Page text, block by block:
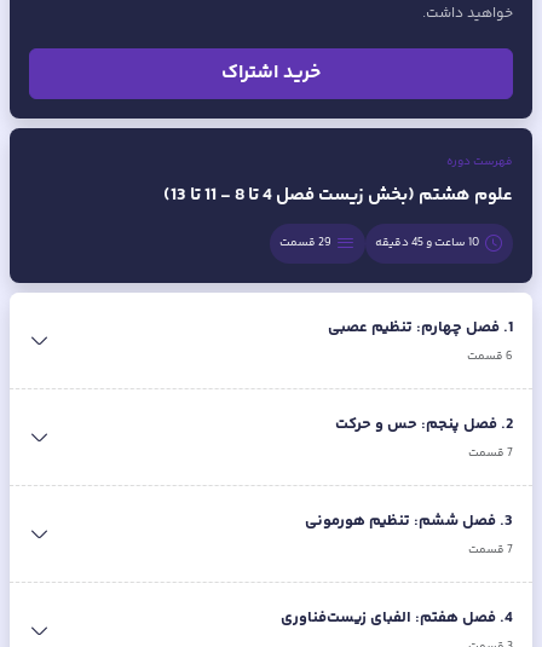
خواهید داشت.
خرید اشتراک
فهرست دوره
علوم هشتم (بخش زیست فصل 4 تا 8 - 11 تا 13)
10 ساعت و 45 دقیقه 29قسمت
1
. فصل چهارم: تنظیم عصبی
6قسمت
2
. فصل پنجم: حس و حرکت
7قسمت
3
. فصل ششم: تنظیم هورمونی
7قسمت
4
. فصل هفتم: الفبای زیست‌فناوری